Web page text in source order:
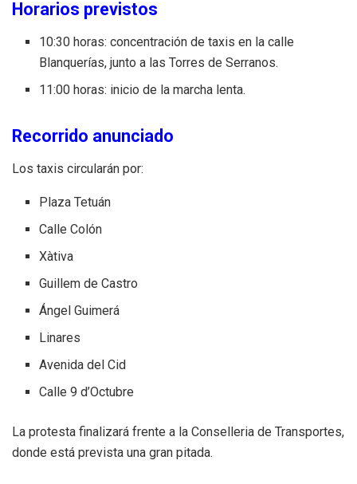
Horarios previstos
10:30 horas: concentración de taxis en la calle
Blanquerías, junto a las Torres de Serranos.
11:00 horas: inicio de la marcha lenta.
Recorrido anunciado
Los taxis circularán por:
Plaza Tetuán
Calle Colón
Xàtiva
Guillem de Castro
Ángel Guimerá
Linares
Avenida del Cid
Calle 9 d’Octubre
La protesta finalizará frente a la Conselleria de Transportes,
donde está prevista una gran pitada.